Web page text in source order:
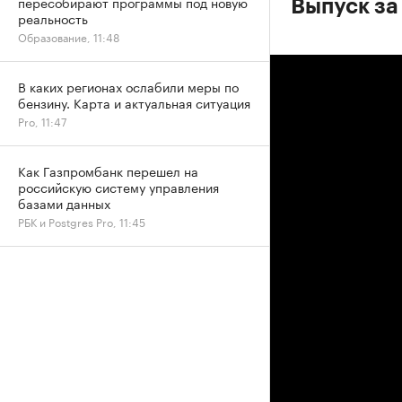
Выпуск
реальность
Образование, 11:48
В каких регионах ослабили меры по
бензину. Карта и актуальная ситуация
Pro, 11:47
Как Газпромбанк перешел на
российскую систему управления
базами данных
РБК и Postgres Pro, 11:45